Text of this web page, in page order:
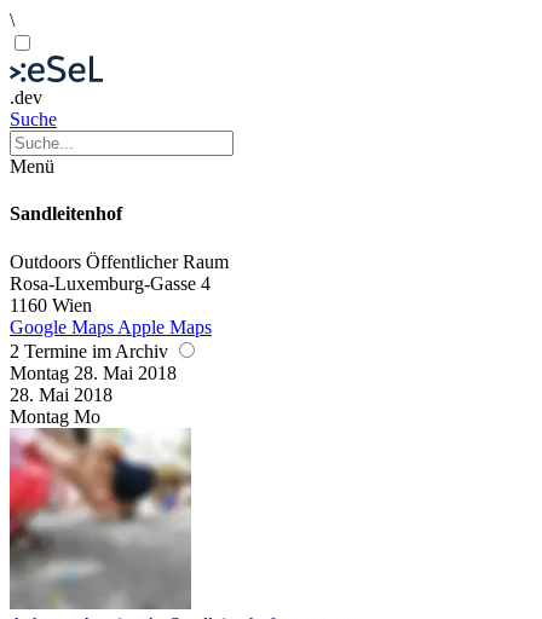
\
.dev
Suche
Menü
Sandleitenhof
Outdoors Öffentlicher Raum
Rosa-Luxemburg-Gasse 4
1160 Wien
Google Maps Apple Maps
2 Termine im Archiv
Montag 28. Mai 2018
28. Mai 2018
Montag Mo